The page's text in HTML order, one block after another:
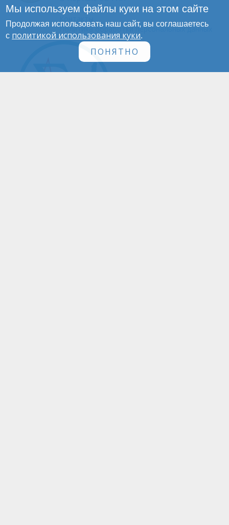
Инфографика
Политика обработки персональных данных
Мы используем файлы куки на этом сайте
Продолжая использовать наш сайт, вы соглашаетесь
с политикой использования куки.
ПОНЯТНО